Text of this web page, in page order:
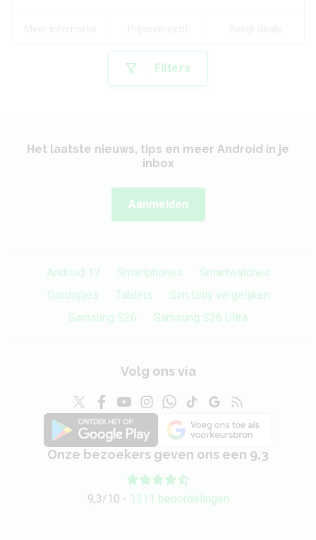
Filters
Het laatste nieuws, tips en meer Android in je
inbox
Aanmelden
Android 17 Smartphones
Smartwatches
Oordopjes
Tablets
Sim Only vergelijken
Samsung S26
Samsung S26 Ultra
Volg ons via
Onze bezoekers geven ons een 9,3
9,3/10 - 1311 beoordelingen